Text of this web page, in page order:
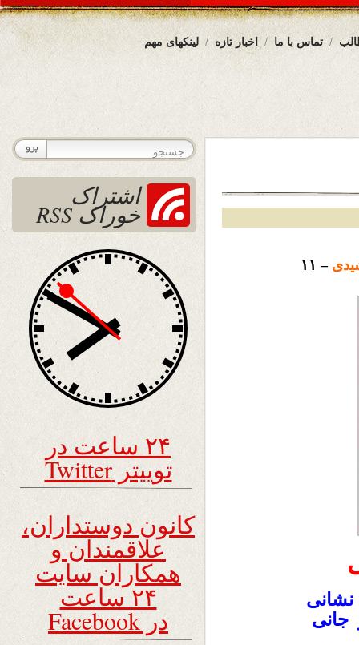
لینکهای مهم اخبار تازه تماس با ما
– ۱۱
جانی
اشتراک
خوراک RSS
۲۴ ساعت در
توییتر Twitter
کانون دوستداران،
علاقمندان و
همکاران سایت
۲۴ ساعت
در Facebook